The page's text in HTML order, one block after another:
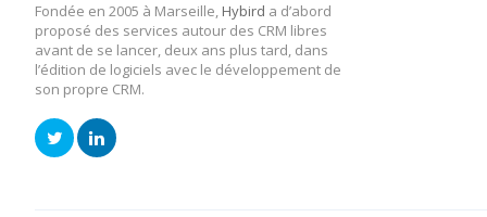
Fondée en 2005 à Marseille, Hybird a d’abord
proposé des services autour des CRM libres
avant de se lancer, deux ans plus tard, dans
l’édition de logiciels avec le développement de
son propre CRM.